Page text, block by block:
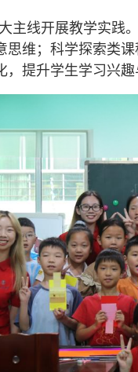
主线开展教学实
维；科学探索类
提升学生学习兴